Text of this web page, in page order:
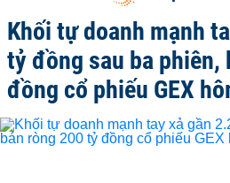
Khối tự doanh mạnh
tỷ đồng sau ba phiên,
đồng cổ phiếu GEX